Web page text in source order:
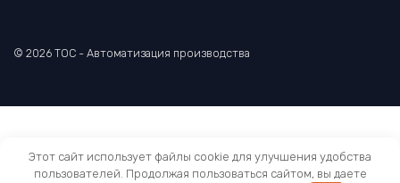
© 2026 TOC - Автоматизация производства
Этот сайт использует файлы cookie для улучшения удобства
пользователей. Продолжая пользоваться сайтом, вы даете